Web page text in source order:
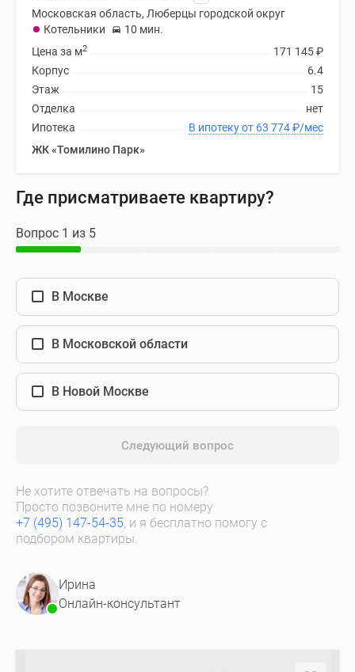
Московская область, Люберцы городской округ
Котельники
10 мин.
171 145₽
Цена за м2
6.4
Корпус
15
Этаж
нет
Отделка
В ипотеку от 63 774₽/мес
Ипотека
ЖК «Томилино Парк»
Где присматриваете квартиру?
Вопрос 1 из 5
В Москве
В Московской области
В Новой Москве
Следующий вопрос
Не хотите отвечать на вопросы?
Просто позвоните мне по номеру
+7 (495) 147-54-35, и я бесплатно помогу с
подбором квартиры.
Ирина
Онлайн-консультант